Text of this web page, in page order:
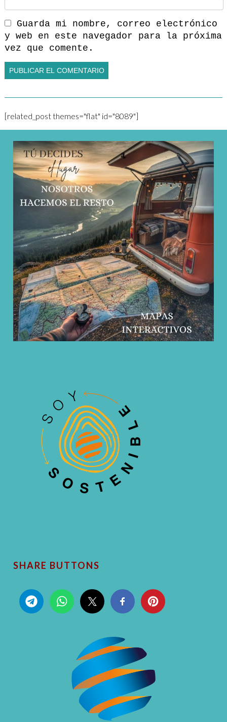
Guarda mi nombre, correo electrónico
y web en este navegador para la próxima
vez que comente.
[related_post themes="flat" id="8089"]
SHARE BUTTONS